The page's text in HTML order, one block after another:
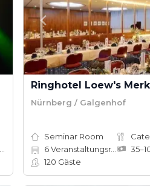
Ringhotel Loew's
Nürnberg / Galgenhof
Seminar Room
6Veranstaltungsräume
120 Gäste